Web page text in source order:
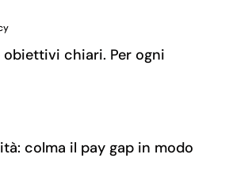
obiettivi chiari. Per ogni
colma il pay gap in modo